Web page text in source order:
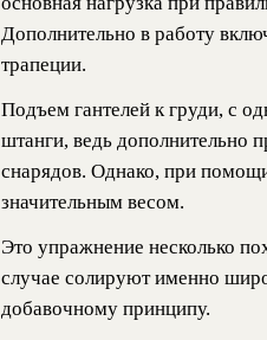
Дополнительно в работу
трапеции.
Подъем гантелей к груди, с
штанги, ведь дополнительно
снарядов. Однако, при
значительным весом.
Это упражнение несколько
случае солируют именно
добавочному принципу.